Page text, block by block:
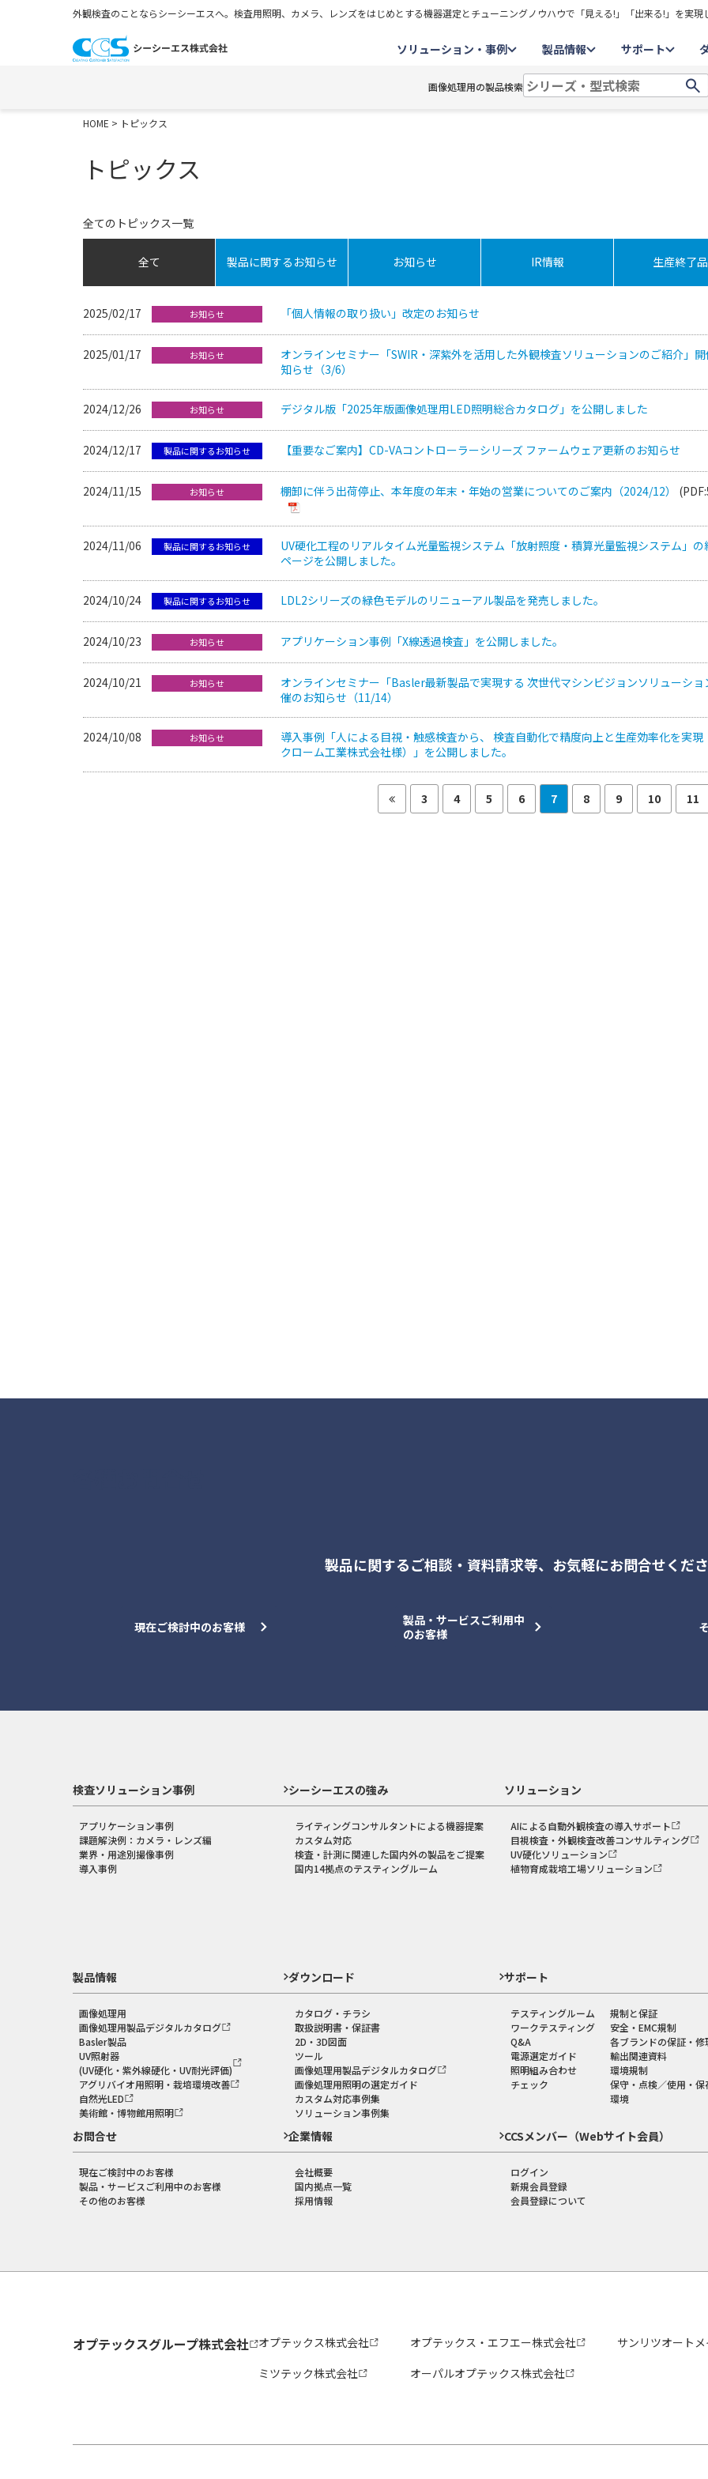
外観検査のことならシーシーエスへ。検査用照明、カメラ、レンズをはじめとする機器選定とチューニングノウハウで「見える!」「出来る!」を実現
ソリューション・事例 製品情報 サポート
画像処理用の製品検索
HOME > トピックス
トピックス
全てのトピックス一覧
全て 製品に関するお知らせ お知らせ IR情報 生産終了品
2025/02/17 お知らせ 「個人情報の取り扱い」改定のお知らせ
2025/01/17 お知らせ
オンラインセミナー「SWIR・深紫外を活用した外観検査ソリューションのご紹介」
知らせ（3/6）
2024/12/26 お知らせ デジタル版「2025年版画像処理用LED照明総合カタログ」を公開しました
2024/12/17 製品に関するお知らせ 【重要なご案内】CD-VAコントローラーシリーズ ファームウェア更新のお知らせ
2024/11/15 お知らせ 棚卸に伴う出荷停止、本年度の年末・年始の営業についてのご案内（2024/12）
2024/11/06 製品に関するお知らせ
UV硬化⼯程のリアルタイム光量監視システム「放射照度・積算光量監視システム」の
ページを公開しました。
2024/10/24 製品に関するお知らせ LDL2シリーズの緑色モデルのリニューアル製品を発売しました。
2024/10/23 お知らせ アプリケーション事例「X線透過検査」を公開しました。
2024/10/21 お知らせ
オンラインセミナー「Basler最新製品で実現する 次世代マシンビジョンソリューショ
催のお知らせ（11/14）
2024/10/08 お知らせ
導入事例「人による目視・触感検査から、 検査自動化で精度向上と生産効率化を実現
クローム工業株式会社様）」を公開しました。
3 4 5 6 7 8 9 10 11
製品に関するご相談・資料請求等、 お気軽にお問合せくださ
現在ご検討中のお客様
製品・サービスご利用中
のお客様
検査ソリューション事例
アプリケーション事例
課題解決例：カメラ・レンズ編
業界・用途別撮像事例
導入事例
シーシーエスの強み
ライティングコンサルタントによる機器提案
カスタム対応
検査・計測に関連した国内外の製品をご提案
国内14拠点のテスティングルーム
ソリューション
AIによる自動外観検査の導入サポート
目視検査・外観検査改善コンサルティング
UV硬化ソリューション
植物育成栽培工場ソリューション
製品情報
画像処理用
画像処理用製品デジタルカタログ
Basler製品
UV照射器
(UV硬化・紫外線硬化・UV耐光評価)
アグリバイオ用照明・栽培環境改善
自然光LED
美術館・博物館用照明
ダウンロード
カタログ・チラシ
取扱説明書・保証書
2D・3D図面
ツール
画像処理用製品デジタルカタログ
画像処理用照明の選定ガイド
カスタム対応事例集
ソリューション事例集
サポート
テスティングルーム
ワークテスティング
Q&A
電源選定ガイド
照明組み合わせ
チェック
規制と保証
安全・EMC規制
各ブランドの保証・修
輸出関連資料
環境規制
保守・点検／使用・保
環境
お問合せ
現在ご検討中のお客様
製品・サービスご利用中のお客様
その他のお客様
企業情報
会社概要
国内拠点一覧
採用情報
CCSメンバー（Webサイト会員）
ログイン
新規会員登録
会員登録について
オプテックスグループ株式会社 オプテックス株式会社 オプテックス・エフエー株式会社
サンリツオート
ミツテック株式会社
オーパルオプテックス株式会社